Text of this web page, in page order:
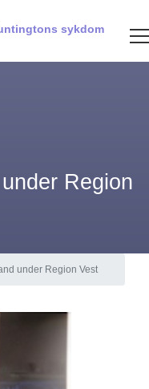
sykdom
Region
under Region Vest